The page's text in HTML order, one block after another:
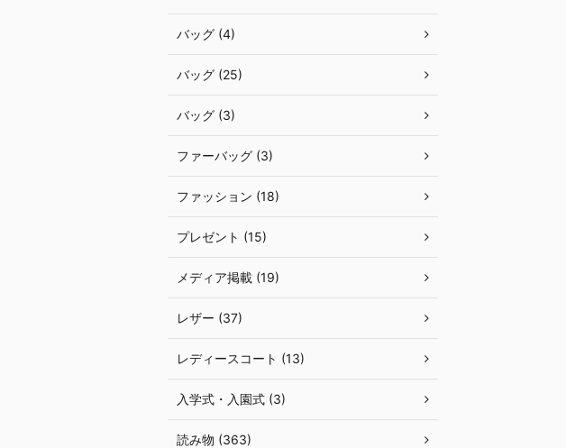
バッグ (4)
バッグ (25)
バッグ (3)
ファーバッグ (3)
ファッション (18)
プレゼント (15)
メディア掲載 (19)
レザー (37)
レディースコート (13)
入学式・入園式 (3)
読み物 (363)